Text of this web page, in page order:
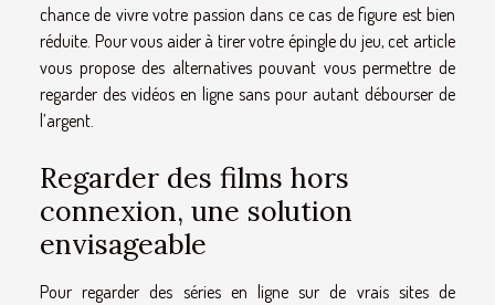
chance de vivre votre passion dans ce cas de figure est bien
réduite. Pour vous aider à tirer votre épingle du jeu, cet article
vous propose des alternatives pouvant vous permettre de
regarder des vidéos en ligne sans pour autant débourser de
l’argent.
Regarder des films hors
connexion, une solution
envisageable
Pour regarder des séries en ligne sur de vrais sites de